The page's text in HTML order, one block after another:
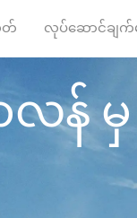
တ် လုပ်ဆောင်ချက်မ
န် မှ